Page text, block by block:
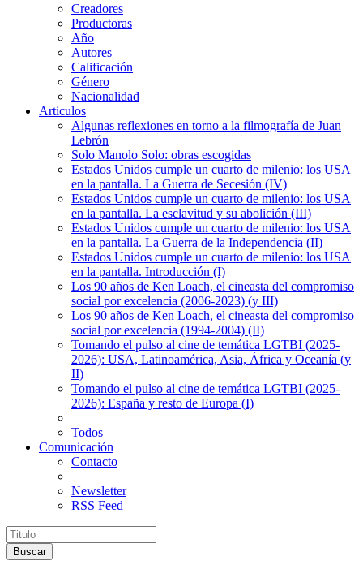
Creadores
Productoras
Año
Autores
Calificación
Género
Nacionalidad
Articulos
Algunas reflexiones en torno a la filmografía de Juan
Lebrón
Solo Manolo Solo: obras escogidas
Estados Unidos cumple un cuarto de milenio: los USA
en la pantalla. La Guerra de Secesión (IV)
Estados Unidos cumple un cuarto de milenio: los USA
en la pantalla. La esclavitud y su abolición (III)
Estados Unidos cumple un cuarto de milenio: los USA
en la pantalla. La Guerra de la Independencia (II)
Estados Unidos cumple un cuarto de milenio: los USA
en la pantalla. Introducción (I)
Los 90 años de Ken Loach, el cineasta del compromiso
social por excelencia (2006-2023) (y III)
Los 90 años de Ken Loach, el cineasta del compromiso
social por excelencia (1994-2004) (II)
Tomando el pulso al cine de temática LGTBI (2025-
2026): USA, Latinoamérica, Asia, África y Oceanía (y
II)
Tomando el pulso al cine de temática LGTBI (2025-
2026): España y resto de Europa (I)
Todos
Comunicación
Contacto
Newsletter
RSS Feed
Buscar